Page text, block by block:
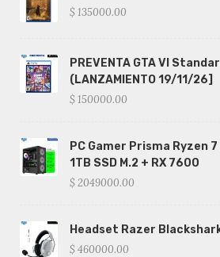
$ 135000.00
PREVENTA GTA VI
(LANZAMIENTO 19/11/26]
$ 150000.00
PC Gamer Prisma Ryzen 7
1TB SSD M.2 + RX 7600
$ 2049000.00
Headset Razer
$ 460000.00